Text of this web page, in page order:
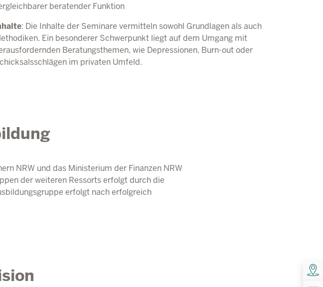
beratender Funktion
: Die Inhalte der Seminare vermitteln sowohl Grundlagen als auch
Ein besonderer Schwerpunkt liegt auf dem Umgang mit
Beratungsthemen, wie Depressionen, Burn-out oder
im privaten Umfeld.
NRW und das Ministerium der Finanzen NRW
der weiteren Ressorts erfolgt durch die
erfolgt nach erfolgreich